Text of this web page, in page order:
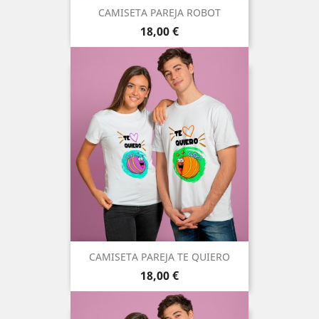
CAMISETA PAREJA ROBOT
Precio
18,00 €
CAMISETA PAREJA TE QUIERO
Precio
18,00 €